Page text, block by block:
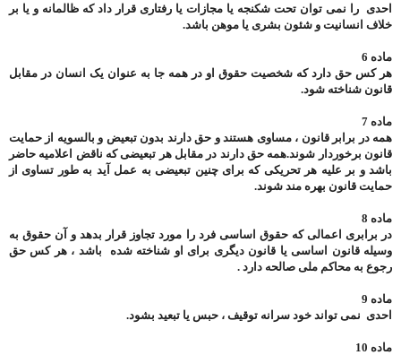
احدی را نمی توان تحت شکنجه یا مجازات یا رفتاری قرار داد که ظالمانه و یا بر
خلاف انسانیت و شئون بشری یا موهن باشد.
ماده 6
هر کس حق دارد که شخصیت حقوق او در همه جا به عنوان یک انسان در مقابل
قانون شناخته شود.
ماده 7
همه در برابر قانون ، مساوی هستند و حق دارند بدون تبعیض و بالسویه از حمایت
قانون برخوردار شوند.همه حق دارند در مقابل هر تبعیضی که ناقض اعلامیه حاضر
باشد و بر علیه هر تحریکی که برای چنین تبعیضی به عمل آید به طور تساوی از
حمایت قانون بهره مند شوند.
ماده 8
در برابری اعمالی که حقوق اساسی فرد را مورد تجاوز قرار بدهد و آن حقوق به
وسیله قانون اساسی یا قانون دیگری برای او شناخته شده باشد ، هر کس حق
رجوع به محاکم ملی صالحه دارد .
ماده 9
احدی نمی تواند خود سرانه توقیف ، حبس یا تبعید بشود.
ماده 10